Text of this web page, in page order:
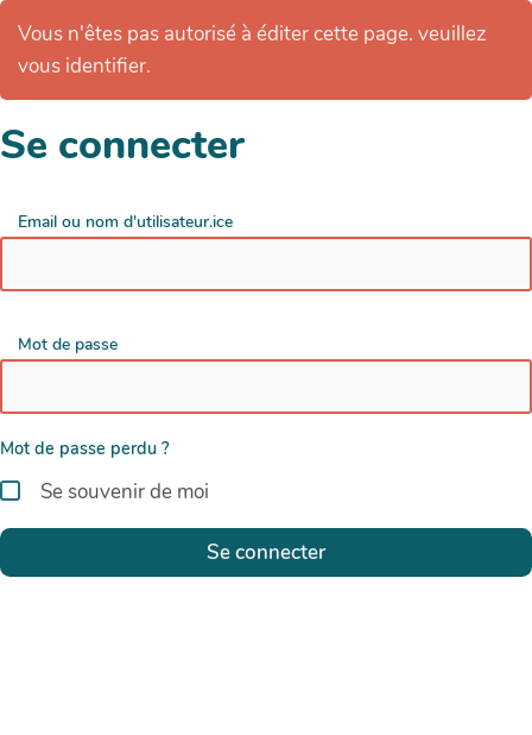
Vous n'êtes pas autorisé à éditer cette page. veuillez
vous identifier.
Se connecter
Email ou nom d'utilisateur.ice
Mot de passe
Mot de passe perdu ?
Se souvenir de moi
Se connecter